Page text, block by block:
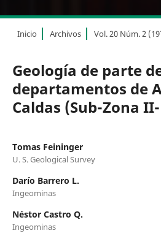
Inicio Archivos Vol. 20 Núm. 2
Geología de parte
departamentos de
Caldas (Sub-Zona
Tomas Feininger
U. S. Geological Survey
Darío Barrero L.
Ingeominas
Néstor Castro Q.
Ingeominas